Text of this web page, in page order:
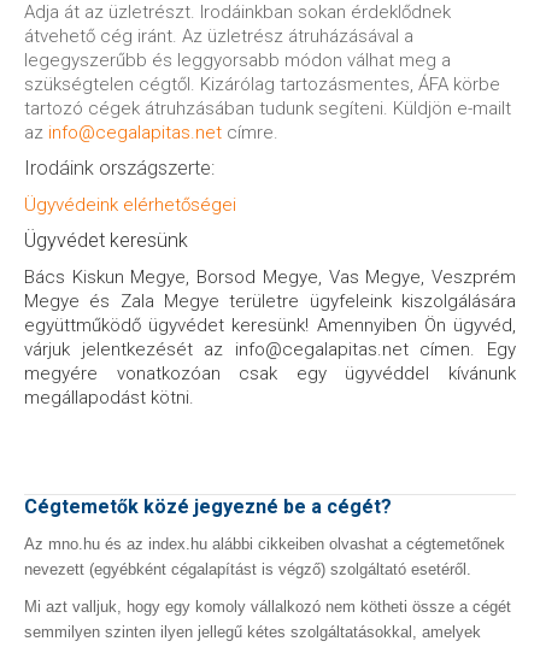
Adja át az üzletrészt. Irodáinkban sokan érdeklődnek
átvehető cég iránt. Az üzletrész átruházásával a
legegyszerűbb és leggyorsabb módon válhat meg a
szükségtelen cégtől. Kizárólag tartozásmentes, ÁFA körbe
tartozó cégek átruhzásában tudunk segíteni. Küldjön e-mailt
az info@cegalapitas.net címre.
Irodáink országszerte:
Ügyvédeink elérhetőségei
Ügyvédet keresünk
Bács Kiskun Megye, Borsod Megye, Vas Megye, Veszprém
Megye és Zala Megye területre ügyfeleink kiszolgálására
együttműködő ügyvédet keresünk! Amennyiben Ön ügyvéd,
várjuk jelentkezését az info@cegalapitas.net címen. Egy
megyére vonatkozóan csak egy ügyvéddel kívánunk
megállapodást kötni.
Cégtemetők közé jegyezné be a cégét?
Az mno.hu és az index.hu alábbi cikkeiben olvashat a cégtemetőnek
nevezett (egyébként cégalapítást is végző) szolgáltató esetéről.
Mi azt valljuk, hogy egy komoly vállalkozó nem kötheti össze a cégét
semmilyen szinten ilyen jellegű kétes szolgáltatásokkal, amelyek